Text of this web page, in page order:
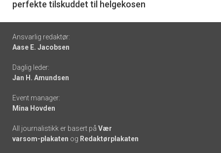
perfekte tilskuddet til helgekosen
Footer
-
links
Ansvarlig redaktør:
Aase E. Jacobsen
Daglig leder:
Jan H. Amundsen
Event manager:
Mina Hovden
All journalistikk er basert på Vær
varsom-plakaten og Redaktørplakaten